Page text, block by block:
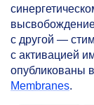
с другой —
с активацией
опубликованы
Membranes.